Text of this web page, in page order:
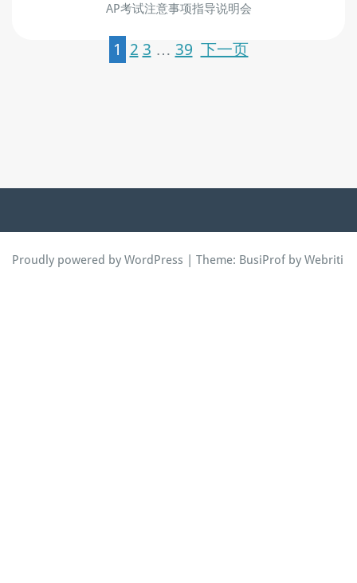
AP考试注意事项指导说明会
1 2 3 … 39 下一页
Proudly powered by WordPress | Theme: BusiProfby Webriti